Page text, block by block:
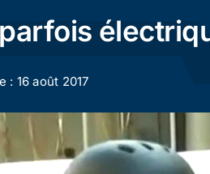
Vélos
: 16 août 2017